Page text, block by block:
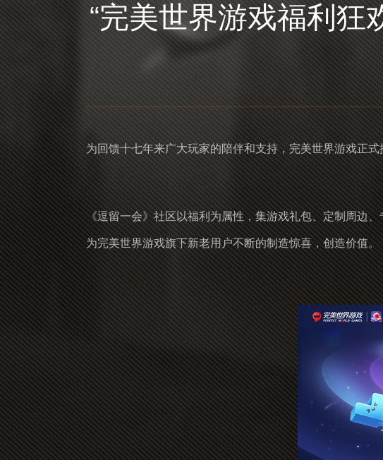
“完美世界游戏福利狂
为回馈十七年来广大玩家的陪伴和支持，完美世界游戏正
《逗留一会》社区以福利为属性，集游戏礼包、定制周边
为完美世界游戏旗下新老用户不断的制造惊喜，创造价值。